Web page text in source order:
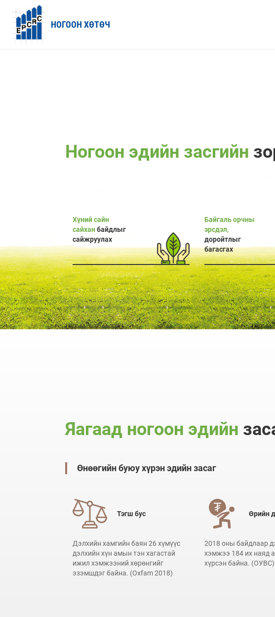
НОГООН ХӨТӨЧ
Ногоон эдийн засгийн
Хүний сайн
сайханбайдлыг
сайжруулах
Байгаль орчны
эрсдэл,
доройтлыг
багасгах
Яагаад ногоон эдийн
Өнөөгийн буюу хүрэн эдийн засаг
Тэгш бус
Дэлхийн хамгийн баян 26 хүмүүс
дэлхийн хүн амын тэн хагастай
ижил хэмжээний хөрөнгийг
эзэмшдэг байна. (Oxfam 2018)
Өрийн
2018 оны байдлаар
хэмжээ 184 их наяд
хүрсэн байна. (ОУВС)